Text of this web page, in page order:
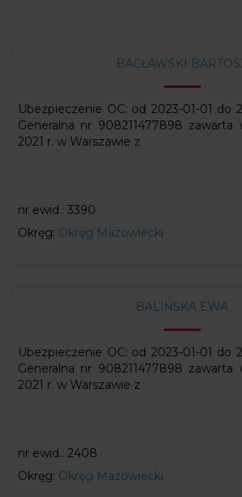
BACŁAWSKI
Ubezpieczenie OC: od 2023-01-01 do
Generalna nr 908211477898
2021 r. w Warszawie z
nr ewid.: 3390
Okręg: Okręg Mazowiecki
BALIŃSKA EWA
Ubezpieczenie OC: od 2023-01-01 do
Generalna nr 908211477898
2021 r. w Warszawie z
nr ewid.: 2408
Okręg: Okręg Mazowiecki